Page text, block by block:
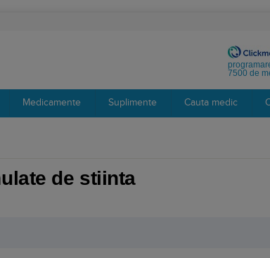
7500 de
Medicamente Suplimente Cauta medic
de stiinta